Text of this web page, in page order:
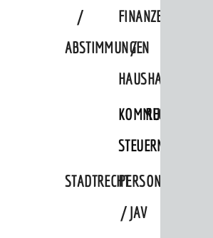
/
ABSTIMMUNGEN
FINANZEN
/
HAUSHALT
KOMMUNALE
STEUERN
STADTRECHTPERSONALRAT
/ JAV